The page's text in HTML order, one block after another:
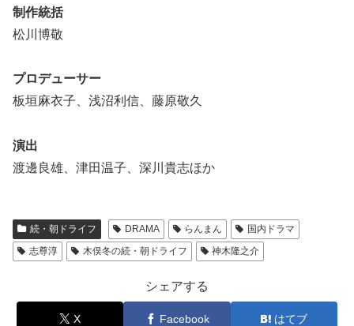
制作統括
松川博敬
プロデューサー
板垣麻衣子、浅沼利信、藤原敬久
演出
渡邊良雄、津田温子、深川貴志ほか
続・朝ドライフ DRAMA らんまん
国内ドラマ
志尊淳
木俣冬の続・朝ドライフ 神木隆之介
シェアする
X Facebook はてブ